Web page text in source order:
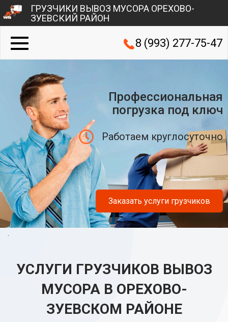
ГРУЗЧИКИ ВЫВОЗ МУСОРА ОРЕХОВО-
ЗУЕВСКИЙ РАЙОН
8 (993) 277-75-47
Профессиональная
погрузка под ключ
Работаем круглосуточно
Заказать услуги грузчиков
.
УСЛУГИ ГРУЗЧИКОВ ВЫВОЗ
МУСОРА В ОРЕХОВО-
ЗУЕВСКОМ РАЙОНЕ